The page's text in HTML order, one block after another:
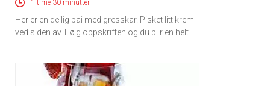
1 time 30 minutter
Her er en deilig pai med gresskar. Pisket litt krem
ved siden av. Følg oppskriften og du blir en helt.